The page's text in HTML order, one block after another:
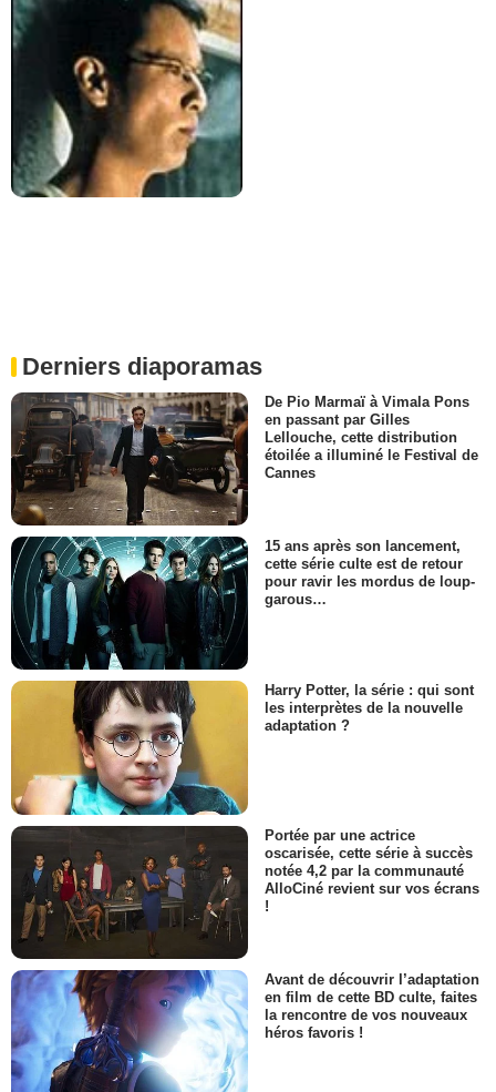
Derniers diaporamas
De Pio Marmaï à Vimala Pons
en passant par Gilles
Lellouche, cette distribution
étoilée a illuminé le Festival de
Cannes
15 ans après son lancement,
cette série culte est de retour
pour ravir les mordus de loup-
garous…
Harry Potter, la série : qui sont
les interprètes de la nouvelle
adaptation ?
Portée par une actrice
oscarisée, cette série à succès
notée 4,2 par la communauté
AlloCiné revient sur vos écrans
!
Avant de découvrir l’adaptation
en film de cette BD culte, faites
la rencontre de vos nouveaux
héros favoris !